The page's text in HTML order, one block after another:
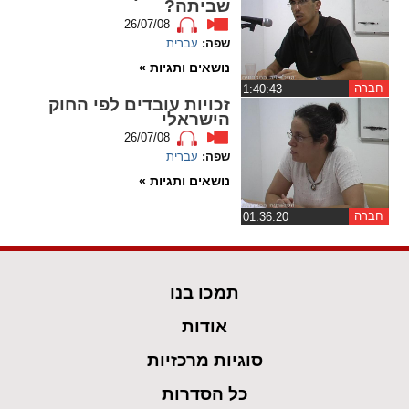
ההגדרות
חברה
שביתה?
26/07/08
שפה: עברית
נושאים ותגיות »
חברה
זכויות עובדים לפי החוק
הישראלי
26/07/08
שפה: עברית
נושאים ותגיות »
תמכו בנו
אודות
סוגיות מרכזיות
כל הסדרות